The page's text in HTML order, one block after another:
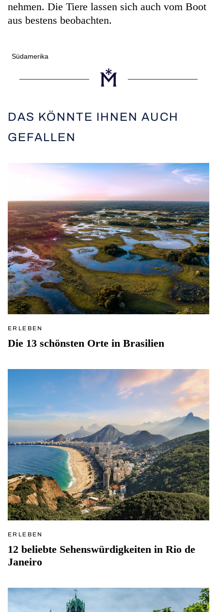
nehmen. Die Tiere lassen sich auch vom Boot
aus bestens beobachten.
Südamerika
DAS KÖNNTE IHNEN AUCH
GEFALLEN
ERLEBEN
Die 13 schönsten Orte in Brasilien
ERLEBEN
12 beliebte Sehenswürdigkeiten in Rio de
Janeiro